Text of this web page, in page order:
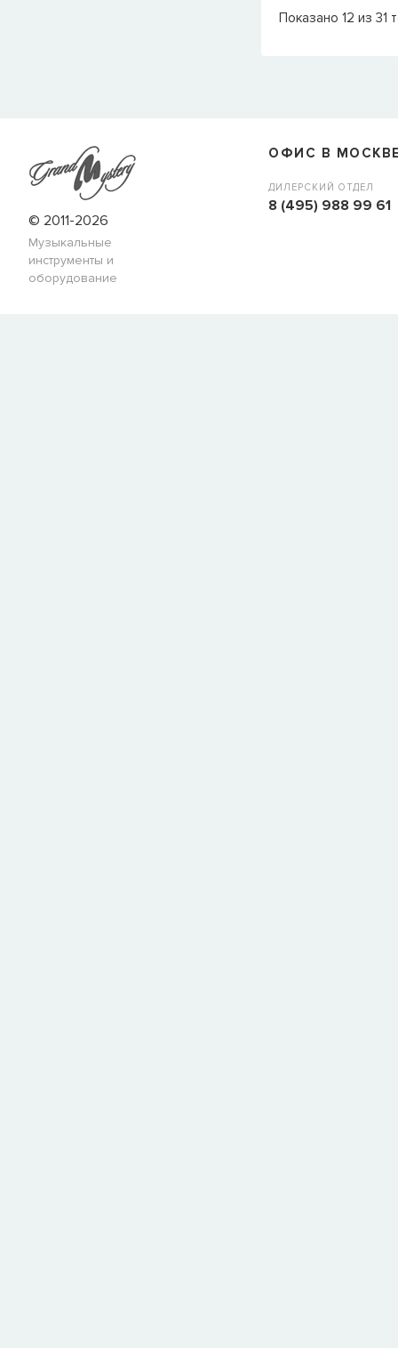
Показано 12 из 31
© 2011-2026
Музыкальные
инструменты и
оборудование
ОФИС В
ДИЛЕРСКИЙ ОТДЕЛ
8 (495) 988 99 61